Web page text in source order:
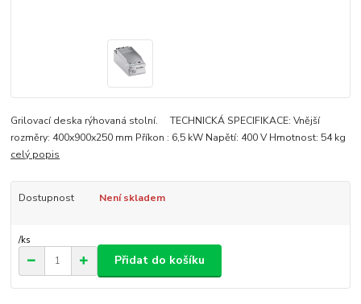
Grilovací deska rýhovaná stolní. TECHNICKÁ SPECIFIKACE: Vnější
rozměry: 400x900x250 mm Příkon : 6,5 kW Napětí: 400 V Hmotnost: 54 kg
celý popis
Dostupnost Není skladem
/ks
Přidat do košíku